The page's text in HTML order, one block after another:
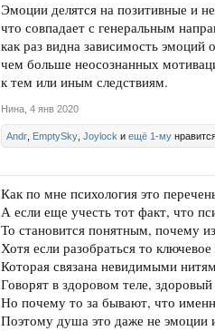
Эмоции делятся на позитивные и
что совпадает с генеральным
как раз видна зависимость
чем больше неосознанных
к тем или иным следствиям.
Нина 4 янв 2020
Andr EmptySky Joylock и ещё 1-му
Как по мне психология это
А если еще учесть тот факт, что
То становится понятным, почему
Хотя если разобраться то
Которая связана невидимыми
Говорят в здоровом теле,
Но почему то за бывают, что
Поэтому душа это даже не эмоции